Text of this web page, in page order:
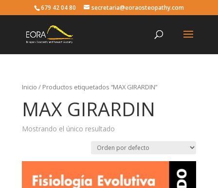
679 42 04 80 secretaria@eoraosteopathy.com
Inicio / Productos etiquetados “MAX GIRARDIN”
MAX GIRARDIN
Mostrando el único resultado